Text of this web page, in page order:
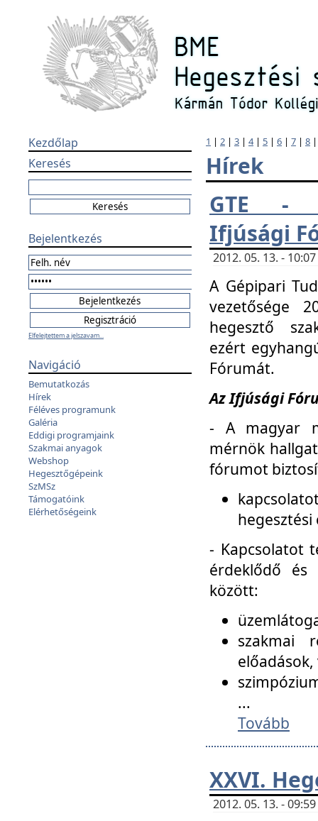
Kezdőlap
Keresés
Bejelentkezés
Elfelejtettem a jelszavam...
Navigáció
Bemutatkozás
Hírek
Féléves programunk
Galéria
Eddigi programjaink
Szakmai anyagok
Webshop
Hegesztőgépeink
SzMSz
Támogatóink
Elérhetőségeink
1 | 2 | 3 | 4| 5 | 6 | 7 | 8
Hírek
GTE -
Ifjúsági
2012. 05. 13. -
A Gépipari
vezetősége
hegesztő
ezért
Fórumát.
Az Ifjúsági
- A magyar
mérnök
fórumot
- Kapcsolatot
érdeklődő és
között:
szakmai
...
Tovább
XXVI.
2012. 05. 13. -